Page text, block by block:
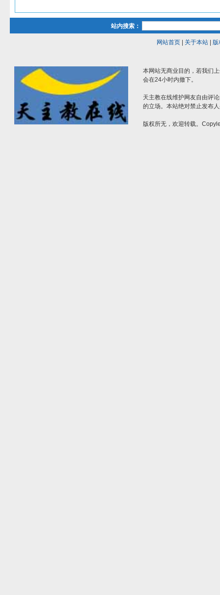
站内搜索：
网站首页| 关于本站| 版
本网站无商业目的，若我们
会在24小时内撤下。
天主教在线维护网友自由评
的立场。本站绝对禁止发布
版权所无，欢迎转载。